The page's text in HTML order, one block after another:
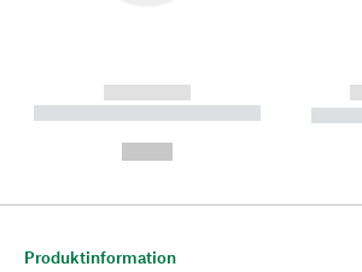
------------
----------- ----------- --------
Produktinformation